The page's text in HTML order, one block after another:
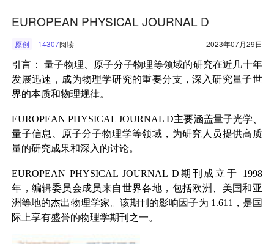
EUROPEAN PHYSICAL JOURNAL D
原创 14307阅读 2023年07月29日
引言：
量子物理、原子分子物理等领域的研究在近几十年
发展迅速，成为物理学研究的重要分支，深入研究量子世
界的本质和物理规律。
EUROPEAN PHYSICAL JOURNAL D主要涵盖量子光学、
量子信息、原子分子物理学等领域，为研究人员提供高质
量的研究成果和深入的讨论。
EUROPEAN PHYSICAL JOURNAL D 期刊成立于
1998
年，编辑委员会成员来自世界各地，包括欧洲、美国和亚
洲等地的杰出物理学家。该期刊的影响因子为 1.611 ，是国
际上享有盛誉的物理学期刊之一。